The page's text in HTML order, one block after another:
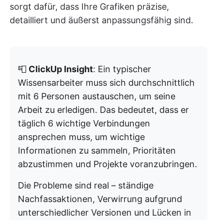
sorgt dafür, dass Ihre Grafiken präzise,
detailliert und äußerst anpassungsfähig sind.
📮 ClickUp Insight: Ein typischer
Wissensarbeiter muss sich durchschnittlich
mit 6 Personen austauschen, um seine
Arbeit zu erledigen. Das bedeutet, dass er
täglich 6 wichtige Verbindungen
ansprechen muss, um wichtige
Informationen zu sammeln, Prioritäten
abzustimmen und Projekte voranzubringen.
Die Probleme sind real – ständige
Nachfassaktionen, Verwirrung aufgrund
unterschiedlicher Versionen und Lücken in